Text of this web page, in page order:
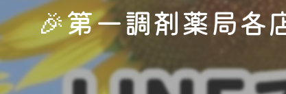
事業案内
🎉第一調剤薬局各